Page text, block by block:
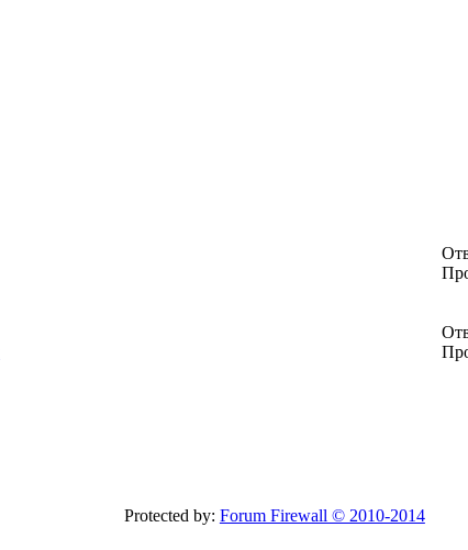
Protected by: Forum Firewall © 2010-2014